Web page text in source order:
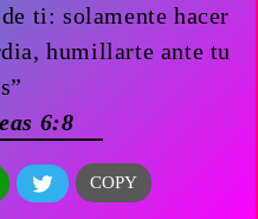
ti: solamente hacer
humillarte ante tu
6:8